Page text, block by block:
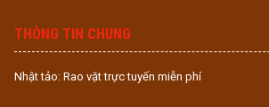
THÔNG TIN CHUNG
Nhật tảo: Rao vặt trực tuyến miễn phí